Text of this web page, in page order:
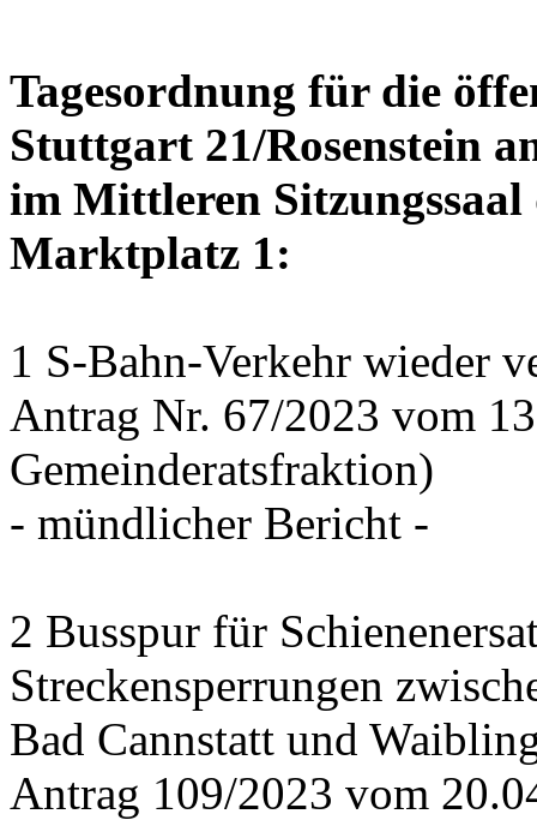
Tagesordnung für die
Stuttgart 21/Rosenstein
im Mittleren Sitzungssaal
Marktplatz 1:
1 S-Bahn-Verkehr wieder
Antrag Nr. 67/2023 vom
Gemeinderatsfraktion)
- mündlicher Bericht -
2 Busspur für
Streckensperrungen
Bad Cannstatt und
Antrag 109/2023 vom